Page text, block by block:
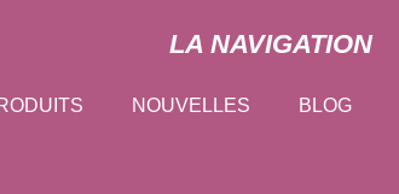
LA NAVIGATION
NOUVELLES BLOG